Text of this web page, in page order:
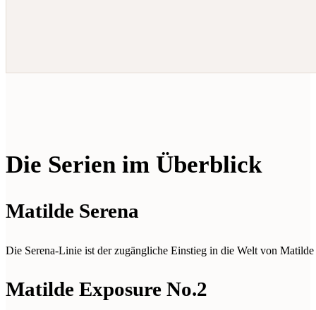
Die Serien im Überblick
Matilde Serena
Die Serena-Linie ist der zugängliche Einstieg in die Welt von
Matilde Exposure No.2